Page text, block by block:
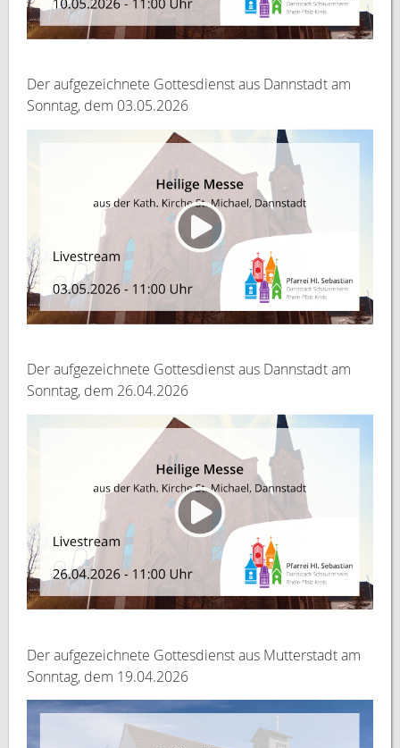
Der aufgezeichnete Gottesdienst aus Dannstadt am
Sonntag, dem 03.05.2026
Der aufgezeichnete Gottesdienst aus Dannstadt am
Sonntag, dem 26.04.2026
Der aufgezeichnete Gottesdienst aus Mutterstadt am
Sonntag, dem 19.04.2026